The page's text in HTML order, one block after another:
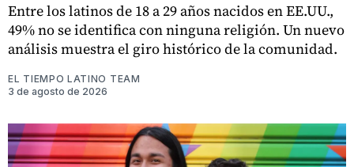
Entre los latinos de 18 a 29 años nacidos en EE.UU.,
49% no se identifica con ninguna religión. Un nuevo
análisis muestra el giro histórico de la comunidad.
EL TIEMPO LATINO TEAM
3 de agosto de 2026